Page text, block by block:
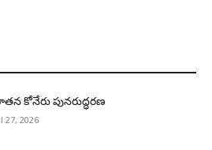
కోనేరు పున‌రుద్ధ‌ర‌ణ
27, 2026